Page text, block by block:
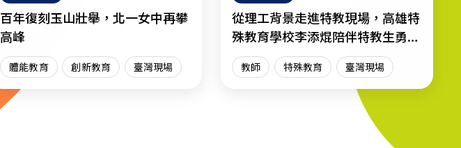
百年復刻玉山壯舉，北一女中再攀
高峰
體能教育 創新教育 臺灣現場
從理工背景走進特教現場，高雄特
殊教育學校李添焜陪伴特教生勇敢
迎向人生
教師 特殊教育 臺灣現場